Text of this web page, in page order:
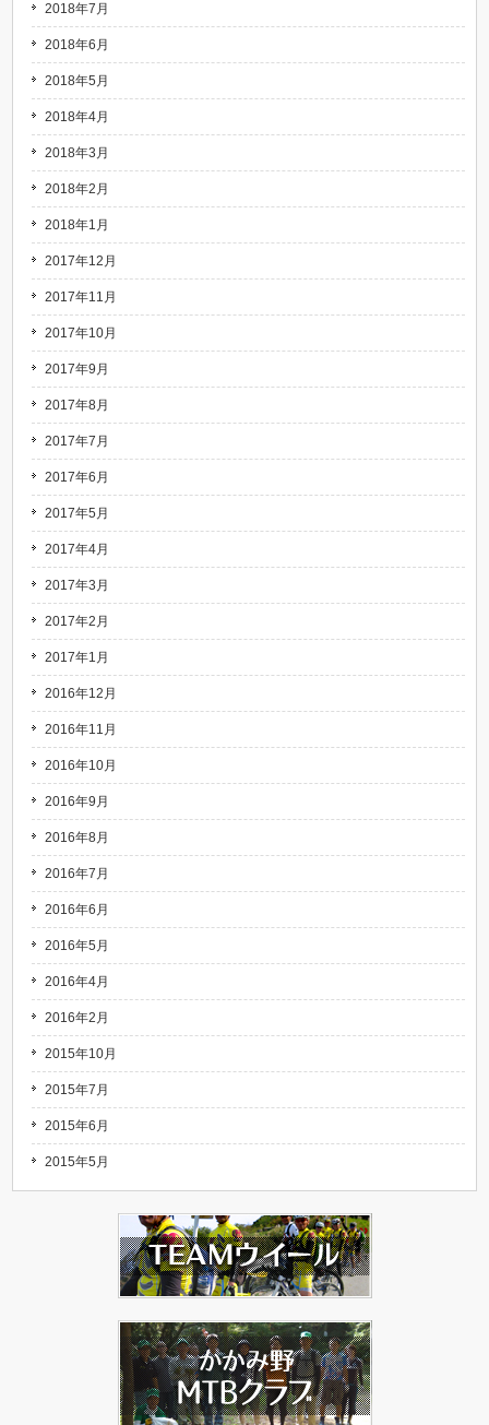
2018年7月
2018年6月
2018年5月
2018年4月
2018年3月
2018年2月
2018年1月
2017年12月
2017年11月
2017年10月
2017年9月
2017年8月
2017年7月
2017年6月
2017年5月
2017年4月
2017年3月
2017年2月
2017年1月
2016年12月
2016年11月
2016年10月
2016年9月
2016年8月
2016年7月
2016年6月
2016年5月
2016年4月
2016年2月
2015年10月
2015年7月
2015年6月
2015年5月